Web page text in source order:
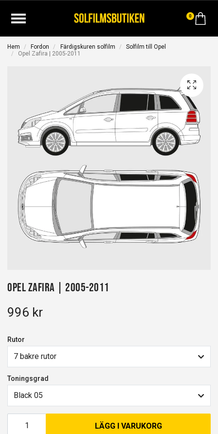
0
Hem Fordon Färdigskuren solfilm
Solfilm till Opel
Opel Zafira | 2005-2011
Opel Zafira | 2005-2011
996 kr
Rutor
7 bakre rutor
Toningsgrad
Black 05
LÄGG I VARUKORG